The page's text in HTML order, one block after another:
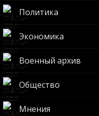
Политика
Экономика
Военный архив
Общество
Мнения